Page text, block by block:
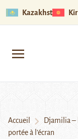
Kazakhstan
Accueil
Djamilia –
portée à l’écran